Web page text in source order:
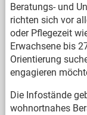
Beratungs- und
richten sich vor
oder Pflegezeit
Erwachsene bis
Orientierung
engagieren
Die Infostände
wohnortnahes